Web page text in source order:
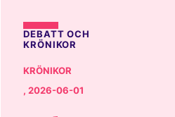
DEBATT OCH
KRÖNIKOR
KRÖNIKOR
, 2026-06-01